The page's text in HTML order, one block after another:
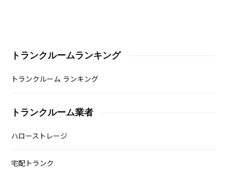
トランクルームランキング
トランクルーム ランキング
トランクルーム業者
ハローストレージ
宅配トランク